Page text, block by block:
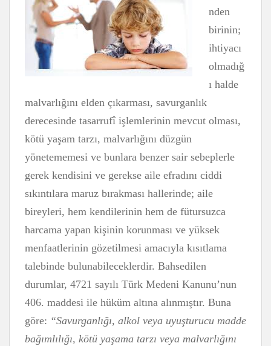
nden
birinin;
ihtiyacı
olmadığ
ı halde
malvarlığını elden çıkarması, savurganlık
derecesinde tasarrufî işlemlerinin mevcut olması,
kötü yaşam tarzı, malvarlığını düzgün
yönetememesi ve bunlara benzer sair sebeplerle
gerek kendisini ve gerekse aile efradını ciddi
sıkıntılara maruz bırakması hallerinde; aile
bireyleri, hem kendilerinin hem de fütursuzca
harcama yapan kişinin korunması ve yüksek
menfaatlerinin gözetilmesi amacıyla kısıtlama
talebinde bulunabileceklerdir. Bahsedilen
durumlar, 4721 sayılı Türk Medeni Kanunu’nun
406. maddesi ile hüküm altına alınmıştır. Buna
göre: “Savurganlığı, alkol veya uyuşturucu madde
bağımlılığı, kötü yaşama tarzı veya malvarlığını